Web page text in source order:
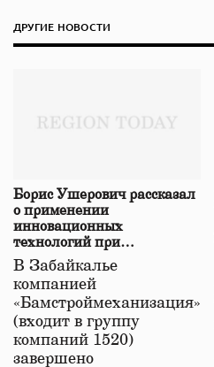
ДРУГИЕ НОВОСТИ
Борис Ушерович рассказал
о применении
инновационных
технологий при
строительстве нового моста
в Забайкалье
В Забайкалье
компанией
«Бамстроймеханизация»
(входит в группу
компаний 1520)
завершено